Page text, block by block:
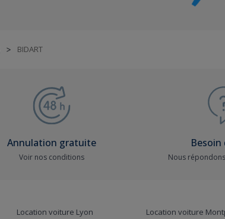
> BIDART
Annulation gratuite
Voir nos conditions
Besoin
Nous
Location voiture Lyon Location voiture